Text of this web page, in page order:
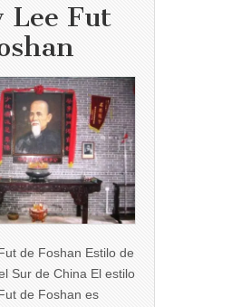
Lee Fut
de Foshan Estilo de
Sur de China El estilo
de Foshan es